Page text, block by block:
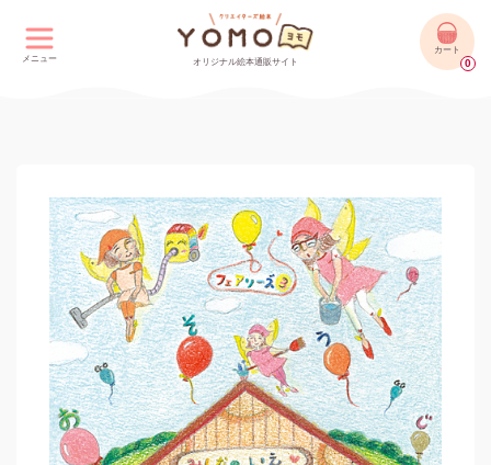
メニュー オリジナル絵本通販サイト
カート
0